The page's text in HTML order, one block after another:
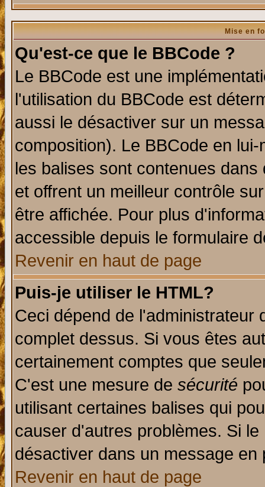
Mise en
Qu'est-ce que le BBCode ?
Le BBCode est une
l'utilisation du BBCode est
aussi le désactiver sur un
composition). Le BBCode en
les balises sont contenues
et offrent un meilleur contrôle
être affichée. Pour plus
accessible depuis le formulaire
Revenir en haut de page
Puis-je utiliser le HTML?
Ceci dépend de l'administrateur
complet dessus. Si vous êtes
certainement comptes que
C'est une mesure de sécurité
utilisant certaines balises qui
causer d'autres problèmes. Si
désactiver dans un message
Revenir en haut de page